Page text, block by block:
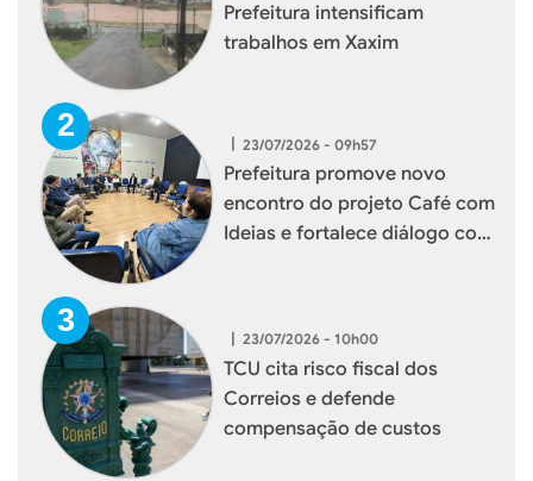
Prefeitura intensificam
trabalhos em Xaxim
| 23/07/2026 - 09h57
Prefeitura promove novo
encontro do projeto Café com
Ideias e fortalece diálogo com
| 23/07/2026 - 10h00
TCU cita risco fiscal dos
Correios e defende
compensação de custos